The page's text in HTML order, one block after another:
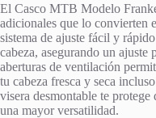
El Casco MTB Modelo
adicionales que lo convierten
sistema de ajuste fácil y
cabeza, asegurando un ajuste
aberturas de ventilación
tu cabeza fresca y seca
visera desmontable te
una mayor versatilidad.